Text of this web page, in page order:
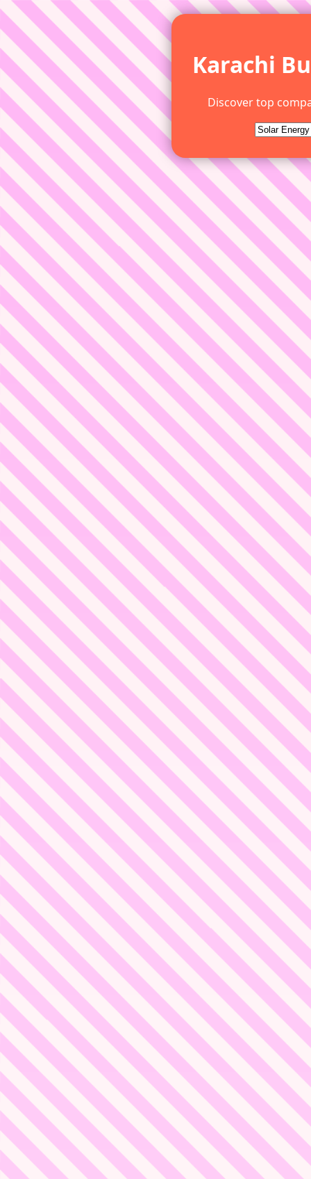
Karachi
Discover top